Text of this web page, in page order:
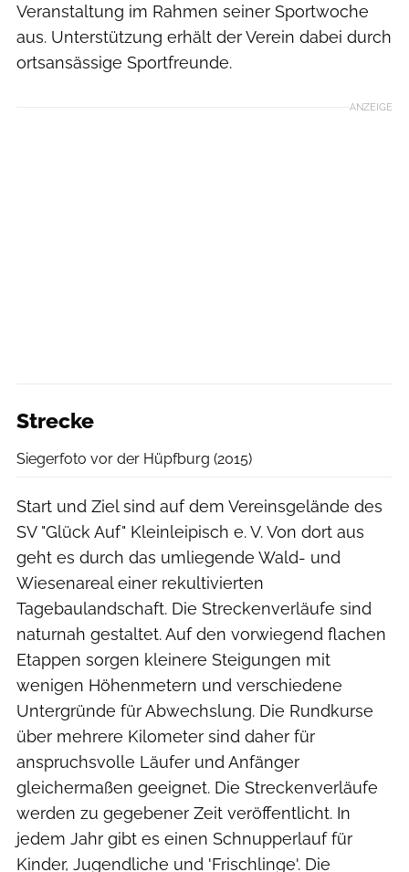
Veranstaltung im Rahmen seiner Sportwoche
aus. Unterstützung erhält der Verein dabei durch
ortsansässige Sportfreunde.
ANZEIGE
Strecke
Siegerfoto vor der Hüpfburg (2015)
Start und Ziel sind auf dem Vereinsgelände des
SV "Glück Auf" Kleinleipisch e. V. Von dort aus
geht es durch das umliegende Wald- und
Wiesenareal einer rekultivierten
Tagebaulandschaft. Die Streckenverläufe sind
naturnah gestaltet. Auf den vorwiegend flachen
Etappen sorgen kleinere Steigungen mit
wenigen Höhenmetern und verschiedene
Untergründe für Abwechslung. Die Rundkurse
über mehrere Kilometer sind daher für
anspruchsvolle Läufer und Anfänger
gleichermaßen geeignet. Die Streckenverläufe
werden zu gegebener Zeit veröffentlicht. In
jedem Jahr gibt es einen Schnupperlauf für
Kinder, Jugendliche und 'Frischlinge'. Die